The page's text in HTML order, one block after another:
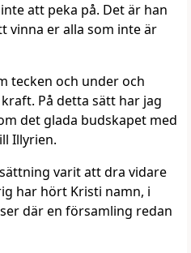
att peka på. Det är han
vinna er alla som inte är
tecken och under och
På detta sätt har jag
det glada budskapet med
Illyrien.
varit att dra vidare
har hört Kristi namn, i
där en församling redan